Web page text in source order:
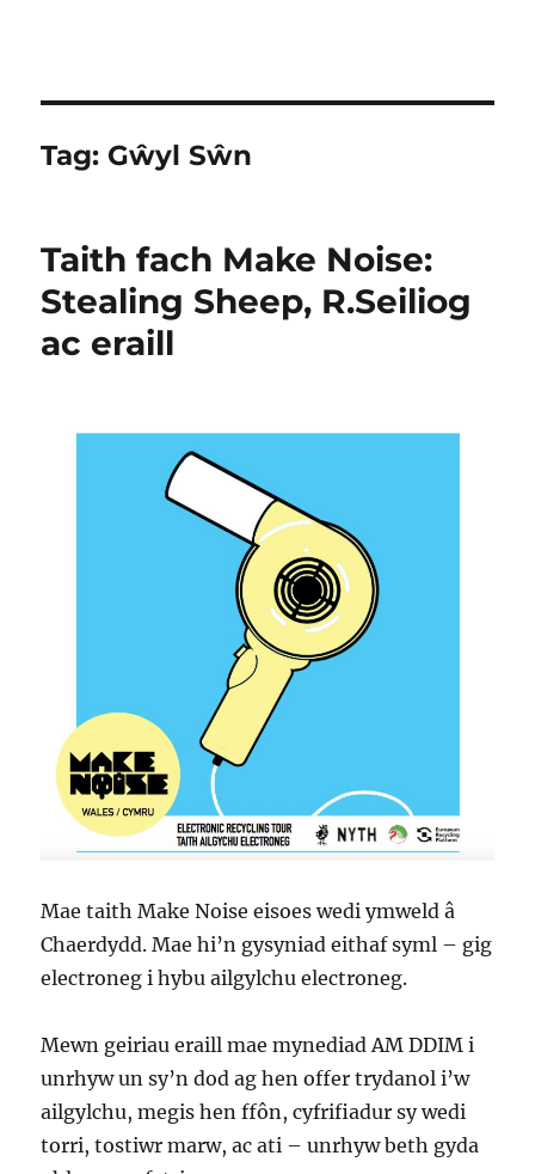
Tag: Gŵyl Sŵn
Taith fach Make Noise:
Stealing Sheep, R.Seiliog
ac eraill
Mae taith Make Noise eisoes wedi ymweld â
Chaerdydd. Mae hi’n gysyniad eithaf syml – gig
electroneg i hybu ailgylchu electroneg.
Mewn geiriau eraill mae mynediad AM DDIM i
unrhyw un sy’n dod ag hen offer trydanol i’w
ailgylchu, megis hen ffôn, cyfrifiadur sy wedi
torri, tostiwr marw, ac ati – unrhyw beth gyda